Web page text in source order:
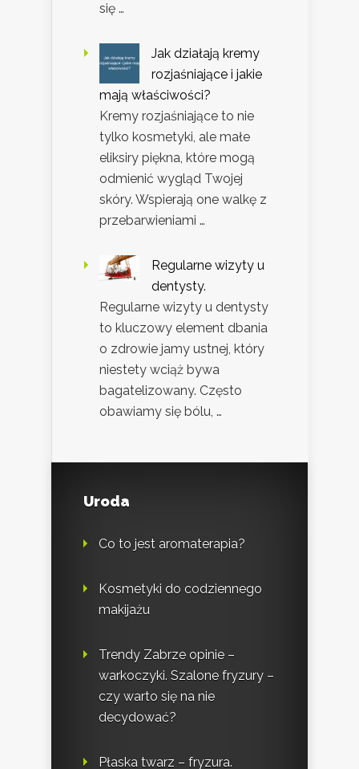
się …
Jak działają kremy
rozjaśniające i jakie
mają właściwości?
Kremy rozjaśniające to nie
tylko kosmetyki, ale małe
eliksiry piękna, które mogą
odmienić wygląd Twojej
skóry. Wspierają one walkę z
przebarwieniami …
Regularne wizyty u
dentysty.
Regularne wizyty u dentysty
to kluczowy element dbania
o zdrowie jamy ustnej, który
niestety wciąż bywa
bagatelizowany. Często
obawiamy się bólu, …
Uroda
Co to jest aromaterapia?
Kosmetyki do codziennego
makijażu
Trendy Zabrze opinie –
warkoczyki. Szalone fryzury –
czy warto się na nie
decydować?
Płaska twarz – fryzura.